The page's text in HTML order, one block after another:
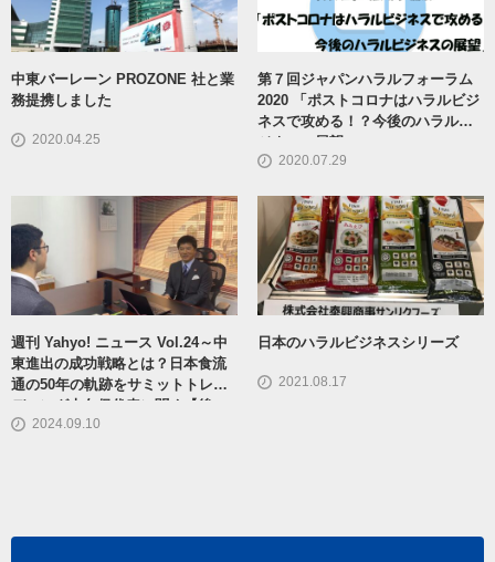
中東バーレーン PROZONE 社と業
務提携しました
2020.04.25
第７回ジャパンハラルフォーラム
2020 「ポストコロナはハラルビジ
ネスで攻める！？今後のハラルビ
ジネスの展望」
2020.07.29
週刊 Yahyo! ニュース Vol.24～中
東進出の成功戦略とは？日本食流
通の50年の軌跡をサミットトレー
ディング大久保代表に聞く【後
編】2024.09.10
日本のハラルビジネスシリーズ
2021.08.17